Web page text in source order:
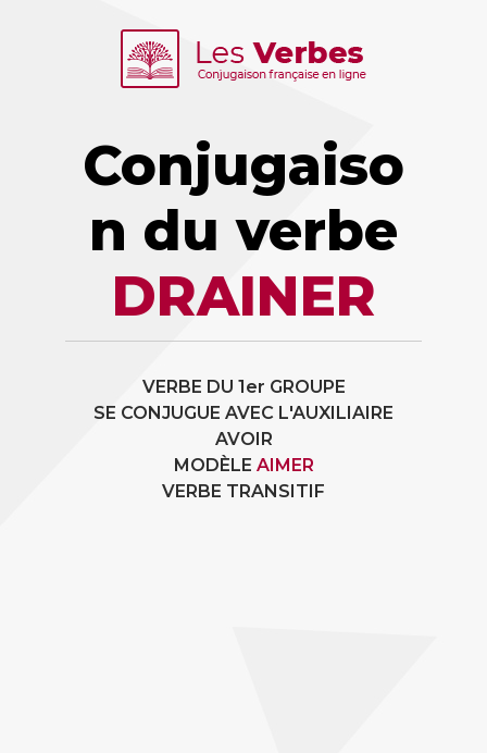
Conjugaiso
n du verbe
DRAINER
VERBE DU 1er GROUPE
SE CONJUGUE AVEC L'AUXILIAIRE
AVOIR
MODÈLE AIMER
VERBE TRANSITIF